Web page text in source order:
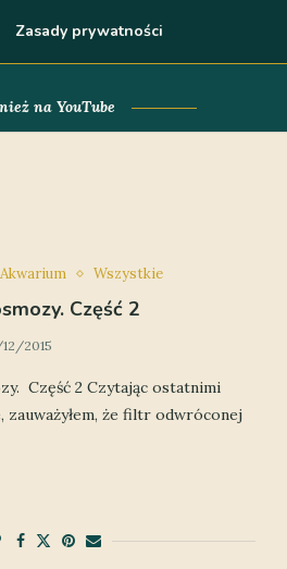
Zasady prywatności
na YouTube
Wszystkie
Część 2
2015
Część 2 Czytając ostatnimi
że filtr odwróconej